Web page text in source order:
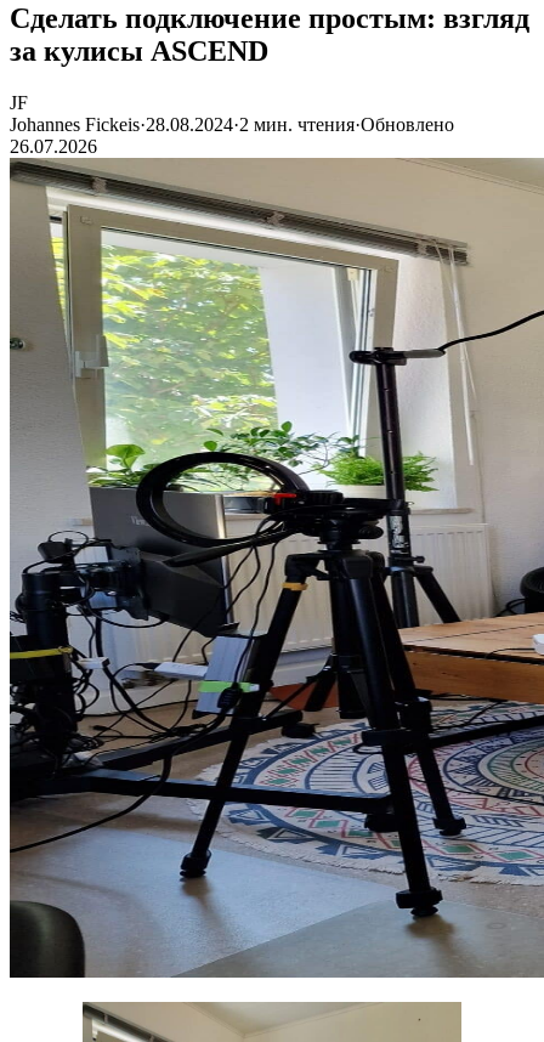
Сделать подключение простым: взгляд
за кулисы ASCEND
JF
Johannes Fickeis·28.08.2024·2 мин. чтения·Обновлено
26.07.2026